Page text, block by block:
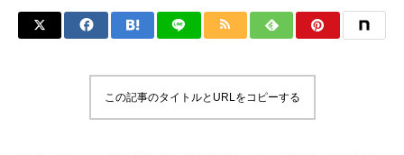
この記事のタイトルとURLをコピーする